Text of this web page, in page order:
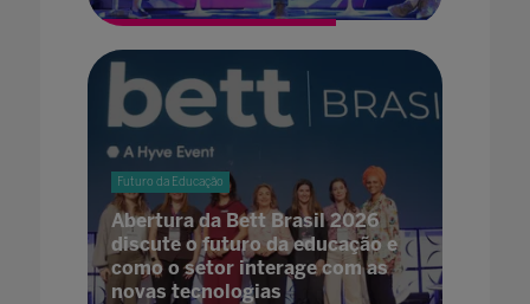
Futuro da Educação
Abertura da Bett Brasil 2026
discute o futuro da educação e
como o setor interage com as
novas tecnologias